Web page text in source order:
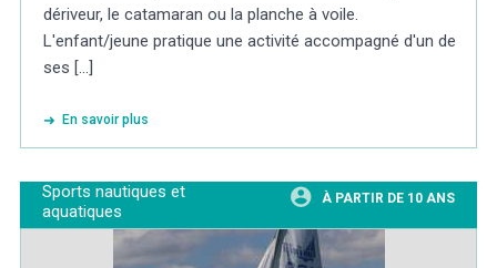
dériveur, le catamaran ou la planche à voile.
L'enfant/jeune pratique une activité accompagné d'un de
ses [...]
En savoir plus
Sports nautiques et
aquatiques
À PARTIR DE 10 ANS